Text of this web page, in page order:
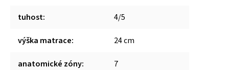
tuhost: 4/5
výška matrace: 24 cm
anatomické zóny: 7